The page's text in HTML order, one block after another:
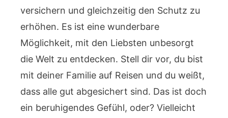
versichern und gleichzeitig den Schutz zu
erhöhen. Es ist eine wunderbare
Möglichkeit, mit den Liebsten unbesorgt
die Welt zu entdecken. Stell dir vor, du bist
mit deiner Familie auf Reisen und du weißt,
dass alle gut abgesichert sind. Das ist doch
ein beruhigendes Gefühl, oder? Vielleicht